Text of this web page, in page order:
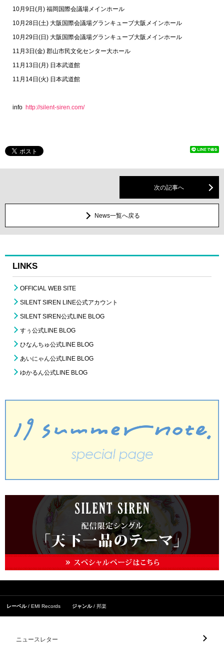
10月9日(月) 福岡国際会議場メインホール
10月28日(土) 大阪国際会議場グランキューブ大阪メインホール
10月29日(日) 大阪国際会議場グランキューブ大阪メインホール
11 月3日(金) 郡山市民文化センター大ホール
11 月 13日(月) 日本武道館
11 月 14日(火) 日本武道館
info http://silent-siren.com/
次の記事へ
News一覧へ戻る
LINKS
OFFICIAL WEB SITE
SILENT SIREN LINE公式アカウント
SILENT SIREN公式LINE BLOG
すぅ公式LINE BLOG
ひなんちゅ公式LINE BLOG
あいにゃん公式LINE BLOG
ゆかるん公式LINE BLOG
レーベル EMI Records ジャンル 邦楽
ニュースレター